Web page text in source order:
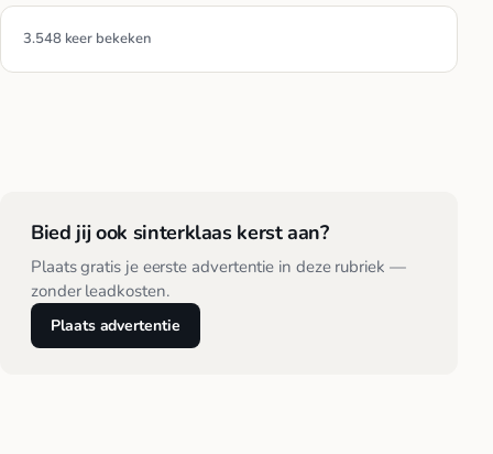
3.548 keer bekeken
Bied jij ook sinterklaas kerst aan?
Plaats gratis je eerste advertentie in deze rubriek —
zonder leadkosten.
Plaats advertentie